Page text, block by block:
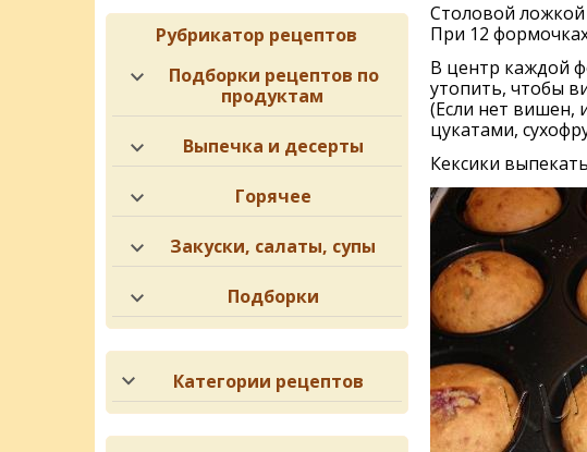
Столовой
При 12
В центр каждой
утопить, чтобы
(Если нет вишен,
цукатами,
Кексики
Рубрикатор рецептов
Подборки рецептов по
продуктам
Выпечка и десерты
Горячее
Закуски, салаты, супы
Подборки
Категории рецептов